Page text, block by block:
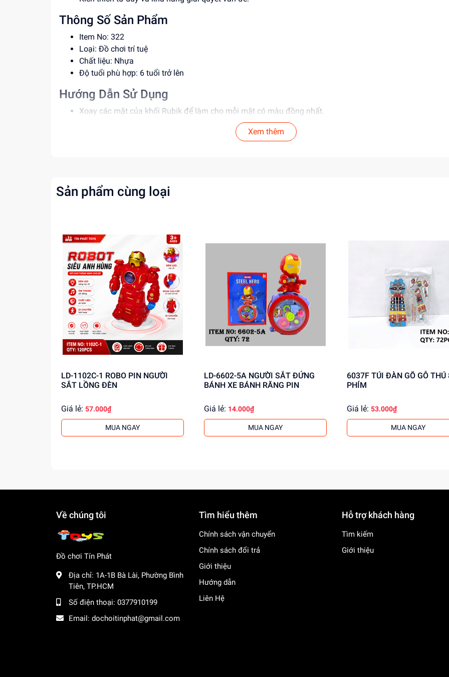
Thông Số Sản Phẩm
Item No: 322
Loại: Đồ chơi trí tuệ
Chất liệu: Nhựa
Độ tuổi phù hợp: 6 tuổi trở lên
Hướng Dẫn Sử Dụng
Xoay các mặt của khối Rubik để làm cho mỗi mặt có màu đồng nhất.
Thử thách bản thân với các cấp độ khó tăng dần.
Lưu ý: Vui lòng sử dụng dưới sự giám sát của người lớn.
Cải thiện sự kiên nhẫn và tập trung.
Tăng cường khả năng giải quyết vấn đề.
Xem thêm
Sản phẩm cùng loại
LD-1102C-1 ROBO PIN NGƯỜI
SẮT LỒNG ĐÈN
Giá lẻ: 57.000₫
MUA NGAY
LD-6602-5A NGƯỜI SẮT ĐỨNG
BÁNH XE BÁNH RĂNG PIN
Giá lẻ: 14.000₫
MUA NGAY
6037F TÚI ĐÀN GÕ GỖ THÚ
PHÍM
Giá lẻ: 53.000₫
MUA NGAY
Về chúng tôi
Đồ chơi Tín Phát
Địa chỉ: 1A-1B Bà Lài, Phường Bình
Tiên, TP.HCM
Số điện thoại: 0377910199
Email: dochoitinphat@gmail.com
Tìm hiểu thêm
Chính sách vận chuyển
Chính sách đổi trả
Giới thiệu
Hướng dẫn
Liên Hệ
Hỗ trợ khách hàng
Tìm kiếm
Giới thiệu